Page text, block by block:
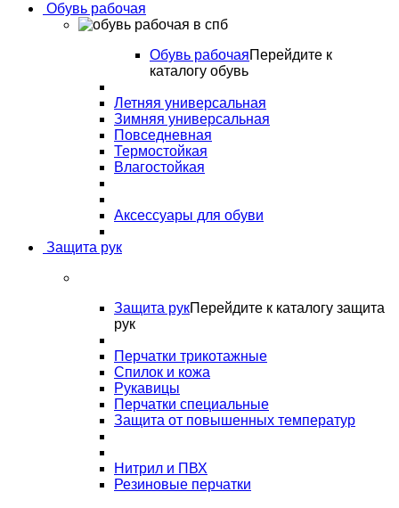
Обувь рабочая
Обувь рабочаяПерейдите к
каталогу обувь
Летняя универсальная
Зимняя универсальная
Повседневная
Термостойкая
Влагостойкая
Аксессуары для обуви
Защита рук
Защита рукПерейдите к каталогу защита
рук
Перчатки трикотажные
Спилок и кожа
Рукавицы
Перчатки специальные
Защита от повышенных температур
Нитрил и ПВХ
Резиновые перчатки